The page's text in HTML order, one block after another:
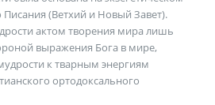
(Ветхий и Новый Завет).
актом творения мира лишь
выражения Бога в мире,
к тварным энергиям
ортодоксального